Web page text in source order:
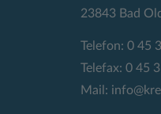
23843 Bad
Telefon: 0 45
Telefax: 0 45
Mail: